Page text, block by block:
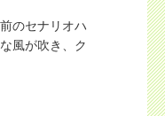
のセナリオハ
風が吹き、ク